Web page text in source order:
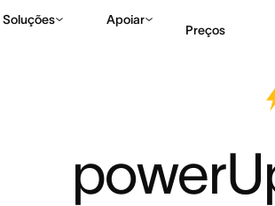
Soluções Apoiar
Preços